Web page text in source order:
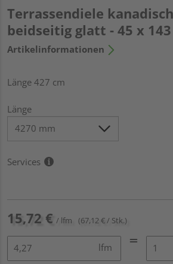
Terrassendiele
beidseitig glatt - 45 x
Artikelinformationen
Länge 427 cm
Länge
Services
15,72 € / lfm (67,12 € / Stk.)
lfm